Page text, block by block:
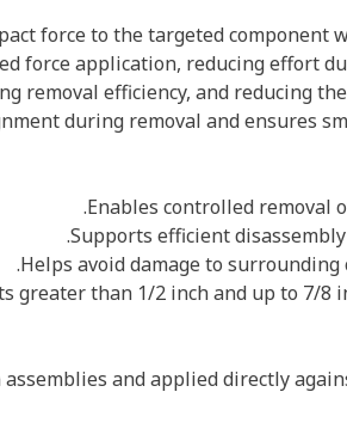
force to the targeted component
force application, reducing effort
efficiency, and reducing the
during removal and ensures
and applied directly